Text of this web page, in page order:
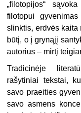
„filotopijos“
filotopui
slinktis, erdvės kaita
būtį, o į grynąjį
autorius – mirtį
Tradicinėje
rašytiniai tekstai,
savo praeities
savo asmens